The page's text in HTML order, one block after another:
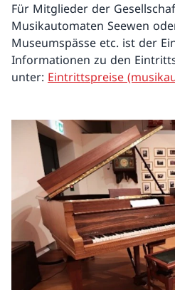
Für Mitglieder der
Musikautomaten Seewen
Museumspässe etc. ist der
Informationen zu den
unter: Eintrittspreise